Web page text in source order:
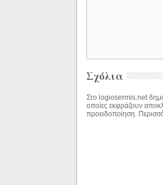
Σχόλια
Στο logiosermis.net
οποίες εκφράζουν
προειδοποίηση.